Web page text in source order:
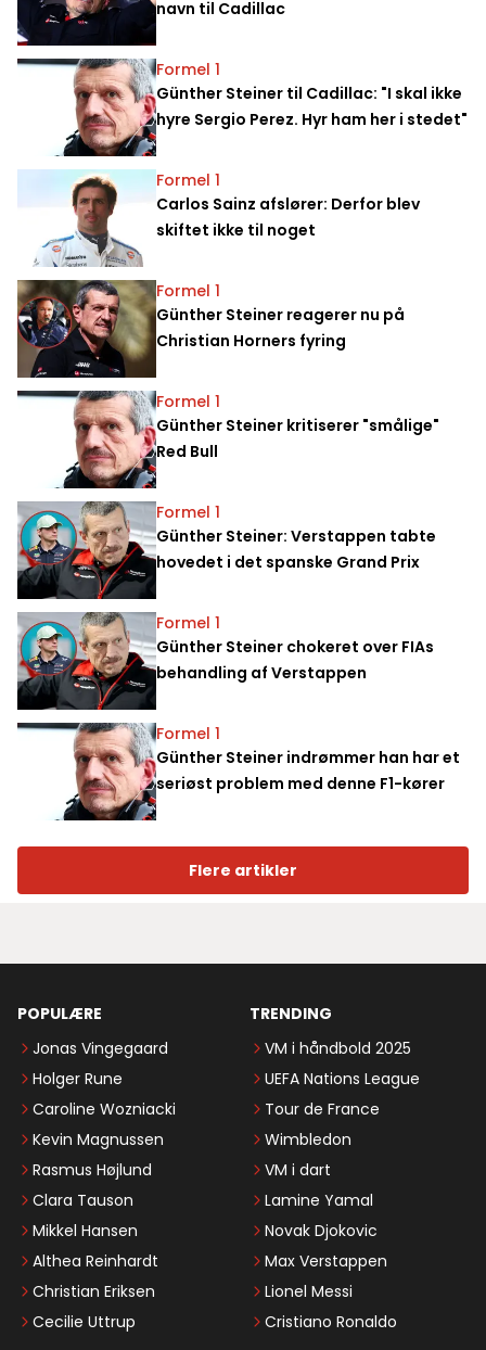
navn til Cadillac
Formel 1
Günther Steiner til Cadillac: "I skal ikke
hyre Sergio Perez. Hyr ham her i stedet"
Formel 1
Carlos Sainz afslører: Derfor blev
skiftet ikke til noget
Formel 1
Günther Steiner reagerer nu på
Christian Horners fyring
Formel 1
Günther Steiner kritiserer "smålige"
Red Bull
Formel 1
Günther Steiner: Verstappen tabte
hovedet i det spanske Grand Prix
Formel 1
Günther Steiner chokeret over FIAs
behandling af Verstappen
Formel 1
Günther Steiner indrømmer han har et
seriøst problem med denne F1-kører
Flere artikler
POPULÆRE
Jonas Vingegaard
Holger Rune
Caroline Wozniacki
Kevin Magnussen
Rasmus Højlund
Clara Tauson
Mikkel Hansen
Althea Reinhardt
Christian Eriksen
Cecilie Uttrup
TRENDING
VM i håndbold 2025
UEFA Nations League
Tour de France
Wimbledon
VM i dart
Lamine Yamal
Novak Djokovic
Max Verstappen
Lionel Messi
Cristiano Ronaldo